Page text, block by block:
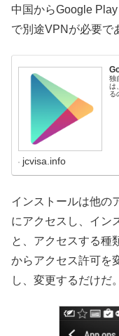
中国からGoogle
で別途VPNが必要で
独
は
る
jcvisa.info
インストールは他の
にアクセスし、イン
と、アクセスする種
からアクセス許可を
し、変更するだけだ。